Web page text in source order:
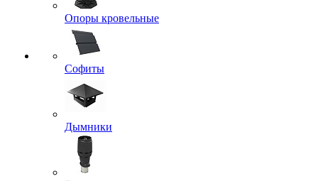
Опоры кровельные
Софиты
Дымники